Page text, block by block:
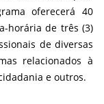
oferecerá 40
horária de três (3)
de diversas
relacionados à
e outros.